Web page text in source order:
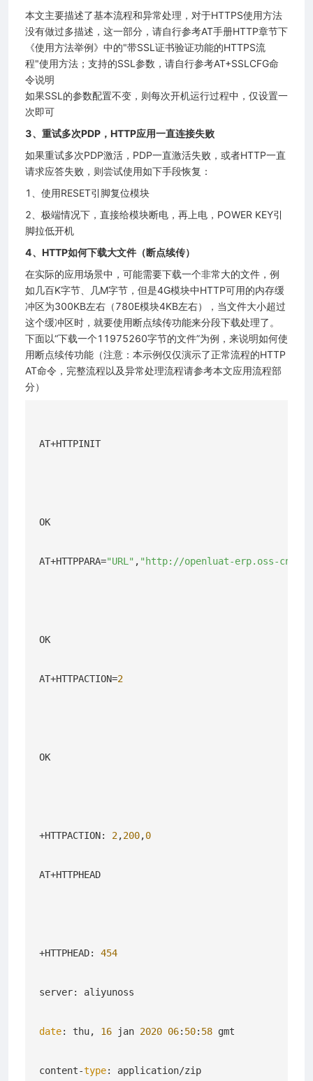
本文主要描述了基本流程和异常处理，对于HTTPS使用方法
没有做过多描述，这一部分，请自行参考AT手册HTTP章节下
《使用方法举例》中的"带SSL证书验证功能的HTTPS流
程"使用方法；支持的SSL参数，请自行参考AT+SSLCFG命
令说明
如果SSL的参数配置不变，则每次开机运行过程中，仅设置一
次即可
3、重试多次PDP，HTTP应用一直连接失败
如果重试多次PDP激活，PDP一直激活失败，或者HTTP一直
请求应答失败，则尝试使用如下手段恢复：
1、使用RESET引脚复位模块
2、极端情况下，直接给模块断电，再上电，POWER KEY引
脚拉低开机
4、HTTP如何下载大文件（断点续传）
在实际的应用场景中，可能需要下载一个非常大的文件，例
如几百K字节、几M字节，但是4G模块中HTTP可用的内存缓
冲区为300KB左右（780E模块4KB左右），当文件大小超过
这个缓冲区时，就要使用断点续传功能来分段下载处理了。
下面以“下载一个11975260字节的文件”为例，来说明如何使
用断点续传功能（注意：本示例仅仅演示了正常流程的HTTP
AT命令，完整流程以及异常处理流程请参考本文应用流程部
分）
AT+HTTPINIT
OK
AT+HTTPPARA="URL" , "http://openluat-erp.oss-cn-
OK
AT+HTTPACTION=2
OK
+HTTPACTION: 2,200,0
AT+HTTPHEAD
+HTTPHEAD: 454
server: aliyunoss
date: thu, 16 jan 2020 06: 50: 58 gmt
content-type: application/zip